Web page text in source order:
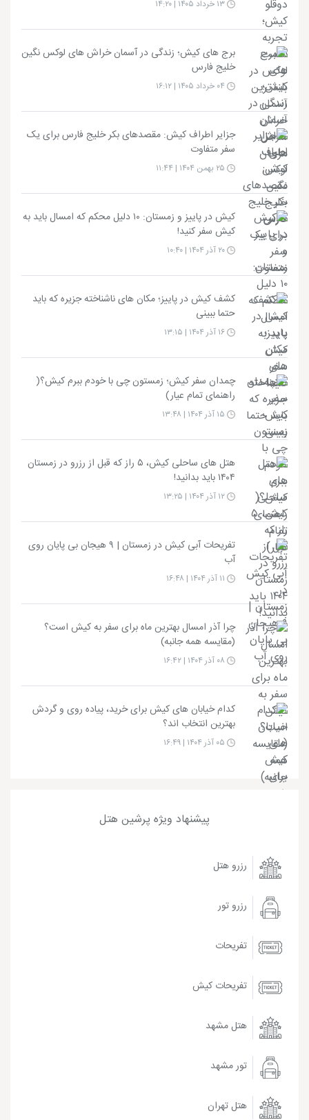
برج های کیش؛ زندگی در آسمان خراش های لوکس نگین
خلیج فارس
جزایر اطراف کیش: مقصدهای بکر خلیج فارس برای یک
سفر متفاوت
کیش در پاییز و زمستان: ۱۰ دلیل محکم که امسال باید به
کیش سفر کنید!
کشف کیش در پاییز؛ مکان های ناشناخته جزیره که باید
حتما ببینی
چمدان سفر کیش؛ زمستون چی با خودم ببرم کیش؟(
راهنمای تمام عیار)
هتل های ساحلی کیش، ۵ راز که قبل از رزرو در زمستان
۱۴۰۴ باید بدانید!
تفریحات آبی کیش در زمستان | ۹ هیجان بی پایان روی
آب
چرا آذر امسال بهترین ماه برای سفر به کیش است؟
(مقایسه همه جانبه)
کدام خیابان های کیش برای خرید، پیاده روی و گردش
بهترین انتخاب اند؟
پیشنهاد ویژه پرشین هتل
رزرو هتل
رزرو تور
تفریحات
تفریحات کیش
هتل مشهد
تور مشهد
هتل تهران